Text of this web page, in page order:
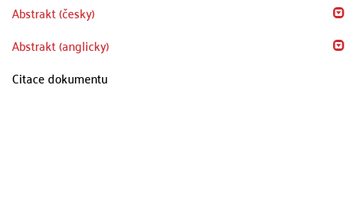
Abstrakt (česky)
Abstrakt (anglicky)
Citace dokumentu